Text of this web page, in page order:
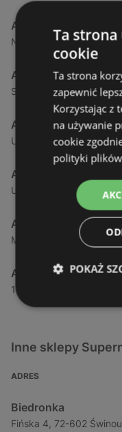
Aldi
Nowokarsiborska 15,
Aldi
Szczecińska 5b, 72-
Aldi
Ul. Sobola 1, 71-837
Aldi
Ulica Przyjaciół
Aldi
Maszewska 7, 72-100
Aldi
1 Maja 43, 71-627
Inne sklepy
ADRES
Biedronka
Fińska 4, 72-602
Ta
cookie
Ta strona
zapewnić
Korzystając z
na używanie
cookie
polityki
POKAŻ